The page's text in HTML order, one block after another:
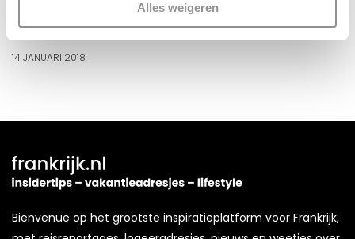
verwerkt en stel uw voorkeuren in het
U kunt uw toestemming op elk moment wijzigen of
intrekken in de Cookieverklaring.
gebruikerservaring te bieden. Ook plaatsen wij cookies
van derde partijen om gepersonaliseerde advertenties te
voorkeuren af te stemmen. Je kunt je voorkeuren
Alles weigeren
France Gall in 5 chansons
14 JANUARI 2018
Bienvenue op het grootste inspiratieplatform voor Frankrijk,